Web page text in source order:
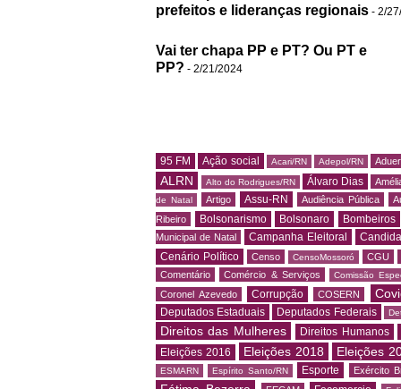
prefeitos e lideranças regionais - 2/
Vai ter chapa PP e PT? Ou PT e
PP? - 2/21/2024
95 FM Ação social Acari/RN Adepol/RN
ALRN
Alto do Rodrigues/RN Álvaro Dias
de Natal
Artigo Assu-RN Audiência Pública
Ribeiro
Bolsonarismo Bolsonaro Bombeiros
Municipal de Natal
Campanha Eleitoral
Cenário Político Censo CensoMossoró CGU
Comentário Comércio & Serviços Comissão
Coronel Azevedo Corrupção COSERN
Deputados Estaduais Deputados Federais
Direitos das Mulheres Direitos Humanos
Eleições 2016 Eleições 2018 Eleições
ESMARN Espírito Santo/RN Esporte Exército